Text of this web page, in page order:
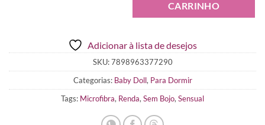
R$ 0,00
CARRINHO
Adicionar à lista de desejos
SKU:7898963377290
Categorias: Baby Doll, Para Dormir
Tags: Microfibra, Renda,Sem Bojo,Sensual